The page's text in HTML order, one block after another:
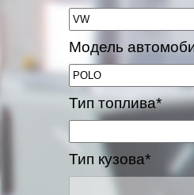
Модель
Тип топлива*
Тип кузова*